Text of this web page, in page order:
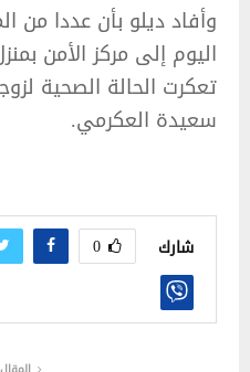
وأفاد ديلو بأن عددا من
اليوم إلى مركز الأمن
تعكرت الحالة الصحية
سعيدة العكرمي.
شارك 0